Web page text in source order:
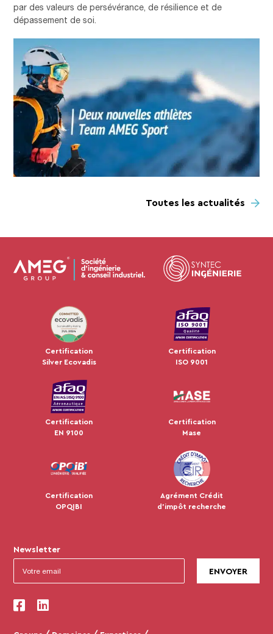
par des valeurs de persévérance, de résilience et de
dépassement de soi.
Toutes les actualités
JUL 2024
Certification
Silver Ecovadis
Certification
ISO 9001
Certification
EN 9100
Certification
Mase
Certification
OPQIBI
Agrément Crédit
d'impôt recherche
Newsletter